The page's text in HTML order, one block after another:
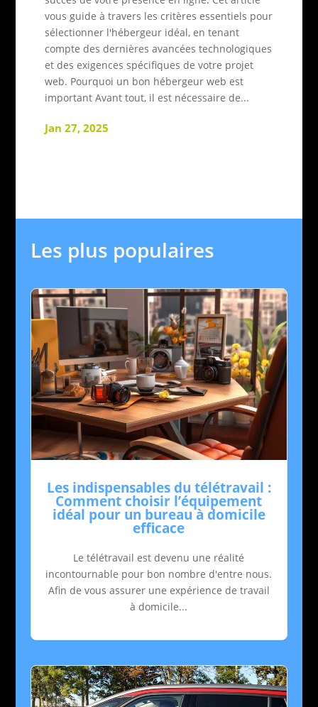
vous guide à travers les critères essentiels pour
sélectionner l'hébergeur idéal, en tenant
compte des dernières avancées technologiques
et des exigences spécifiques de votre projet
web. Pourquoi un bon hébergeur web est
important Avant tout, il est nécessaire de...
Jan 27, 2025
Les plus populaires
Les indispensables du télétravail :
Comment choisir l’équipement
idéal pour un bureau à domicile
efficace
Le télétravail est devenu une réalité
incontournable pour bon nombre d'entre nous.
Afin de vous assurer une expérience de travail
à domicile...